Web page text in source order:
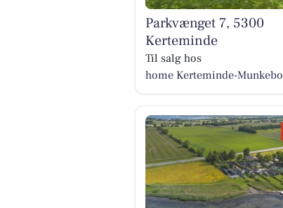
Parkvænget 7, 5300
Kerteminde
Til salg hos
home Kerteminde-Munkebo